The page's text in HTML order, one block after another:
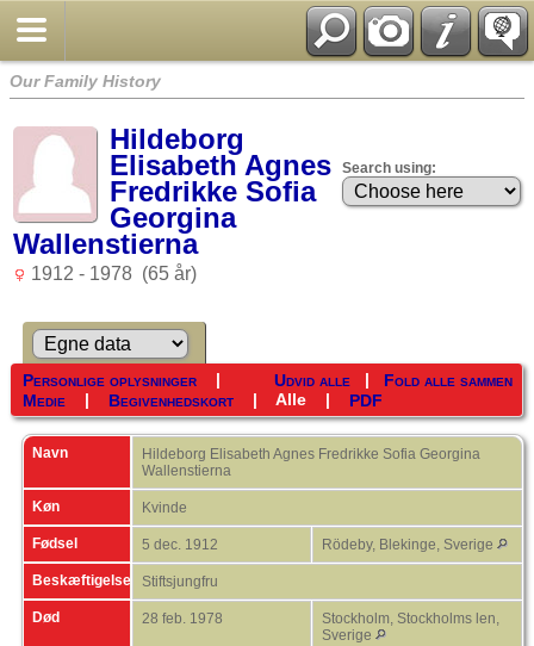
Our Family History
Hildeborg
Elisabeth Agnes
Fredrikke Sofia
Georgina
Wallenstierna
1912 - 1978 (65 år)
Search using:
Udvid alle | Fold alle sammen
Personlige oplysninger|
Medie | Begivenhedskort| Alle| PDF
Navn
Hildeborg Elisabeth Agnes Fredrikke Sofia Georgina
Wallenstierna
Køn Kvinde
Fødsel 5 dec. 1912 Rödeby, Blekinge, Sverige
Beskæftigelse Stiftsjungfru
Død 28 feb. 1978
Stockholm, Stockholms len,
Sverige